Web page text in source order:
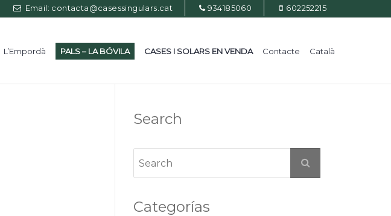
Email: contacta@casessingulars.cat 934185060 602252215
L’Empordà PALS – LA BÓVILA CASES I SOLARS EN VENDA Contacte Català
Search
Categorías